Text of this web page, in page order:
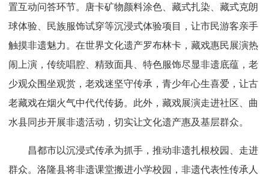
置互动问答环节。唐卡矿物颜料涂色、藏式扎染、藏式克朗
球体验、民族服饰试穿等沉浸式体验项目，让市民游客亲手
触摸非遗魅力。在世界文化遗产罗布林卡，藏戏惠民展演热
闹上演，传统唱腔、精致面具、特色服饰尽显非遗底蕴，老
少观众围坐观赏，老戏迷坚守传承，青少年心生喜爱，让古
老藏戏在烟火气中代代传扬。此外，藏戏展演走进社区、曲
水县同步开展非遗活动，切实让文化遗产惠及基层群众。
昌都市以沉浸式传承为抓手，推动非遗扎根校园、走进
群众。洛隆县将非遗课堂搬进小学校园，非遗代表性传承人